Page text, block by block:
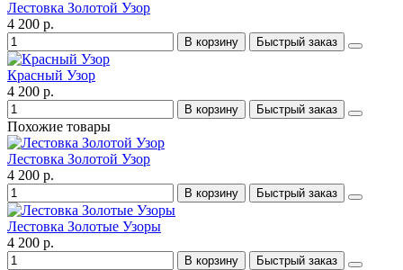
Лестовка Золотой Узор
4 200 р.
В корзину Быстрый заказ
Красный Узор
4 200 р.
В корзину Быстрый заказ
Похожие товары
Лестовка Золотой Узор
4 200 р.
В корзину Быстрый заказ
Лестовка Золотые Узоры
4 200 р.
В корзину Быстрый заказ